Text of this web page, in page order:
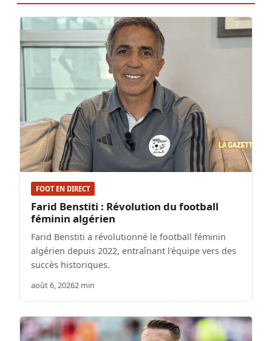
FOOT EN DIRECT
Farid Benstiti : Révolution du football
féminin algérien
Farid Benstiti a révolutionné le football féminin
algérien depuis 2022, entraînant l'équipe vers des
succès historiques.
août 6, 20262 min